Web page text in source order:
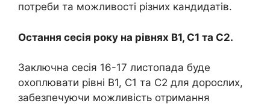
потреби та можливості різних кандидатів.
Остання сесія року на рівнях В1, С1 та С2.
Заключна сесія 16-17 листопада буде
охоплювати рівні В1, С1 та С2 для дорослих,
забезпечуючи можливість отримання